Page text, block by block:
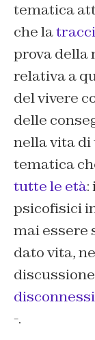
tematica
che la
prova della
relativa a
del vivere
delle
nella vita
tematica
tutte le età:
psicofisici
mai essere
dato vita,
-.